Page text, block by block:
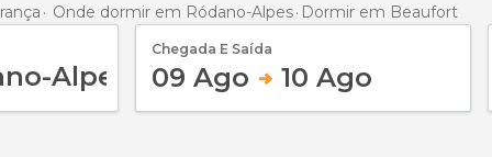
Onde dormir em Ródano-Alpes Dormir em Beaufort
Chegada E Saída
09 Ago 10 Ago